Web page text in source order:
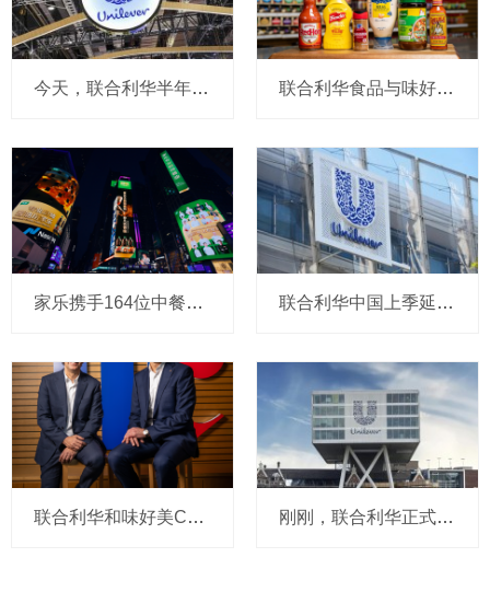
今天，联合利华半年报出炉：在华延续增长势头，全球高层提及4位联合利华人将在荷兰坐镇与味好美合并后的新公司 联合利华食品与味好美合并，高管新团队敲定：韩芳珺等4位联合利华人进入全球执委会，将重组为四大业务部门，在荷兰设立国际总部
家乐携手164位中餐厨师亮相纽约时代广场大屏，专业厨师酱油来了新玩法？ 联合利华中国上季延续增长势头：CEO称增幅稳定在约5%，饮食策划在华取得良好开局，剥离食品业务已在快速推进
联合利华和味好美CEO首次一起亮相：1500亿合并案官宣后，回应会否裁员，预计中国市场将有强劲机遇，还说“会怀念食品业务” 刚刚，联合利华正式宣布食品业务与味好美合并：1500亿“新巨头”诞生，双方在中国市场都有大量业务，CEO说带来“令人兴奋的机会”